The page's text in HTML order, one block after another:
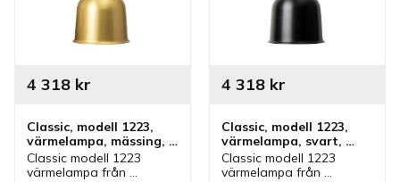
Classic, modell 1223,
värmelampa, mässing,
fastmontering
Classic modell 1223
värmelampa från
4 318kr
Classic, modell 1223,
värmelampa, svart,
fastmontering
Classic modell 1223
värmelampa från
4 318kr